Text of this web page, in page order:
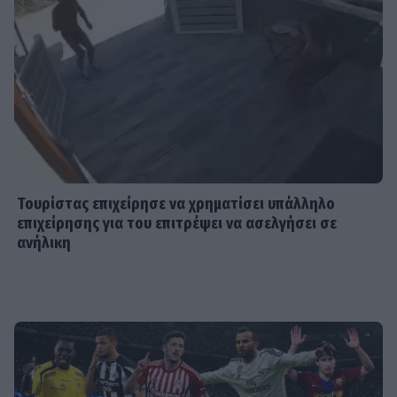
Ακύρωσε live εμφάνιση η Ανδρομάχη
λόγω φαρυγγίτιδας - Ζήτησε
συγγνώμη από τους θαυμαστές της
SHOWBIZ
Δανάη Μπάρκα: Η αποστομωτική
απάντηση με χιούμορ για το σχόλιο
περί πλαστικής στο Instagram
κάθε χρόνο. Χρόνια πολλά μπαμπά.».
MEDIA
Τουρίστας επιχείρησε να χρηματίσει υπάλληλο
επιχείρησης για του επιτρέψει να ασελγήσει σε
ανήλικη